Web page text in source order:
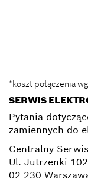
*koszt połączenia
SERWIS
Pytania
zamiennych do
Centralny
Ul. Jutrzenki
02-230